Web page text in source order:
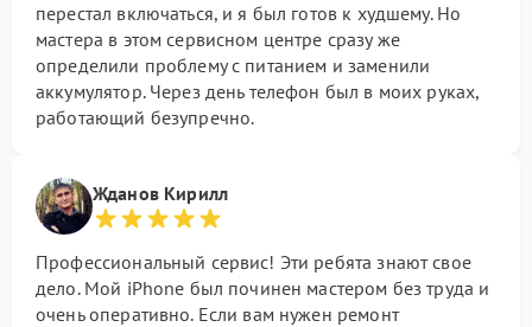
перестал включаться, и я был готов к худшему. Но
мастера в этом сервисном центре сразу же
определили проблему с питанием и заменили
аккумулятор. Через день телефон был в моих руках,
работающий безупречно.
Жданов Кирилл
Профессиональный сервис! Эти ребята знают свое
дело. Мой iPhone был починен мастером без труда и
очень оперативно. Если вам нужен ремонт